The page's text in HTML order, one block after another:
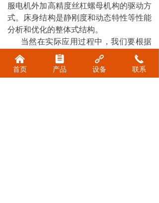
服电机外加高精度丝杠螺母机构的驱动方
式。床身结构是静刚度和动态特性等性能
分析和优化的整体式结构。
当然在实际应用过程中，我们要根据
实际情况，选择合适的主轴产品，当然主
轴的精度越高，生产加工的效率和精度也
就越高。新程轴业从事机械主轴、电主轴
낀
首页
뀳
产品
끑
设备
끅
联系